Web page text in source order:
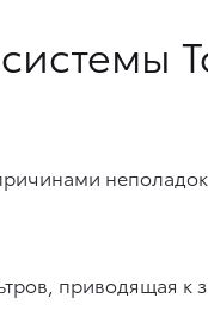
приводящая